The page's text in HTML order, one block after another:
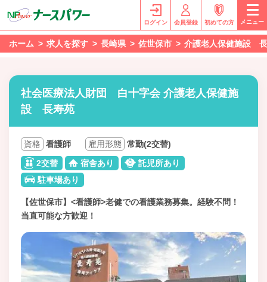
ログイン 会員登録 初めての方 メニュー
ホーム 求人を探す 長崎県 佐世保市 介護老人保健施設
社会医療法人財団 白十字会 介護老人保健施
設 長寿苑
資格 看護師 雇用形態 常勤(2交替)
2交替
宿舎あり
託児所あり
駐車場あり
【佐世保市】<看護師>老健での看護業務募集。経験不問！
当直可能な方歓迎！